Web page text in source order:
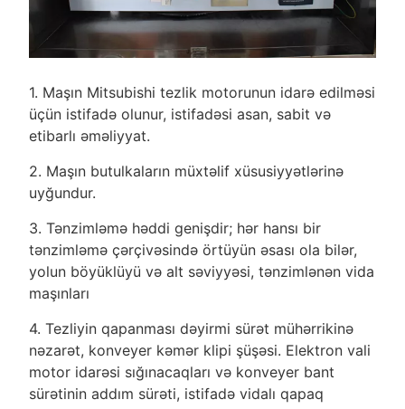
1. Maşın Mitsubishi tezlik motorunun idarə edilməsi
üçün istifadə olunur, istifadəsi asan, sabit və
etibarlı əməliyyat.
2. Maşın butulkaların müxtəlif xüsusiyyətlərinə
uyğundur.
3. Tənzimləmə həddi genişdir; hər hansı bir
tənzimləmə çərçivəsində örtüyün əsası ola bilər,
yolun böyüklüyü və alt səviyyəsi, tənzimlənən vida
maşınları
4. Tezliyin qapanması dəyirmi sürət mühərrikinə
nəzarət, konveyer kəmər klipi şüşəsi. Elektron vali
motor idarəsi sığınacaqları və konveyer bant
sürətinin addım sürəti, istifadə vidalı qapaq